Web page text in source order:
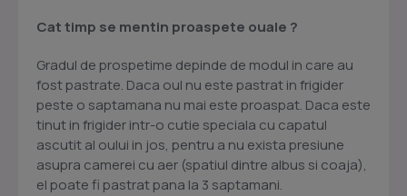
Cat timp se mentin proaspete ouale ?
Gradul de prospetime depinde de modul in care au
fost pastrate. Daca oul nu este pastrat in frigider
peste o saptamana nu mai este proaspat. Daca este
tinut in frigider intr-o cutie speciala cu capatul
ascutit al oului in jos, pentru a nu exista presiune
asupra camerei cu aer (spatiul dintre albus si coaja),
el poate fi pastrat pana la 3 saptamani.